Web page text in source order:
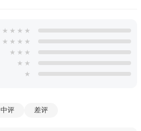
有趣真实的直升机驾驶模拟游戏，场景
分的简单。
性，你的飞机不是无敌的，不良的驾驶
★ ★ ★ ★
★ ★ ★ ★
★ ★ ★
★ ★
★
中评 差评